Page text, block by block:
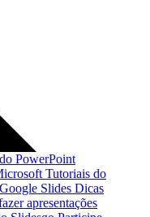
PowerPoint
Tutoriais do
Slides Dicas
apresentações